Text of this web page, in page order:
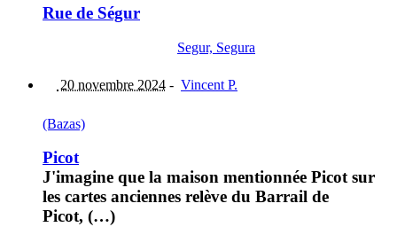
Rue de Ségur
Segur, Segura
20 novembre 2024 - Vincent P.
(Bazas)
Picot
J'imagine que la maison mentionnée Picot sur
les cartes anciennes relève du Barrail de
Picot, (…)